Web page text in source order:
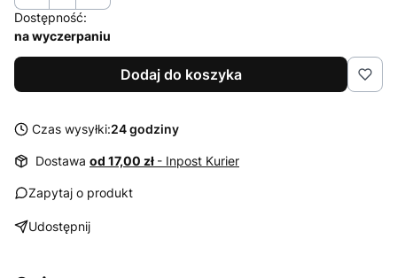
Dostępność:
na wyczerpaniu
Dodaj do koszyka
Czas wysyłki:24 godziny
Dostawa od 17,00 zł - Inpost Kurier
Zapytaj o produkt
Udostępnij